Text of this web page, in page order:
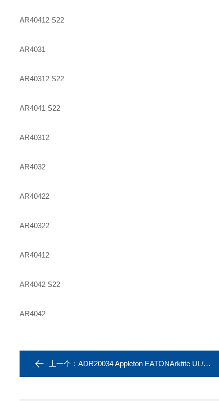
AR40412 S22
AR4031
AR40312 S22
AR4041 S22
AR40312
AR4032
AR40422
AR40322
AR40412
AR4042 S22
AR4042
上一个： ADR20034 Appleton EATONArktite UL/CSA防爆插头插座AR2042